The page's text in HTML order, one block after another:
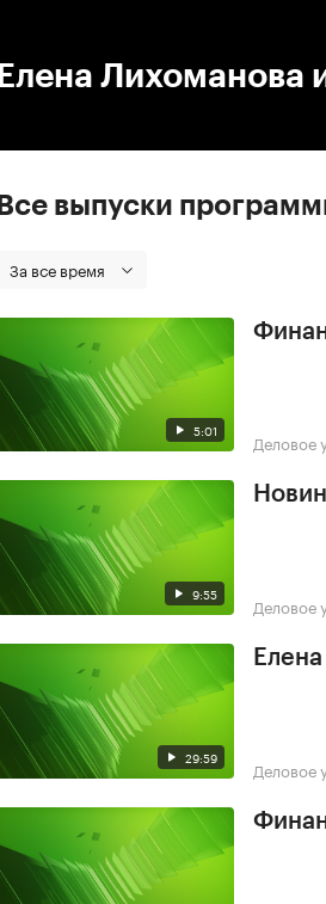
Елена Лихоманова
Все выпуски
За все время
5:01 Деловое
9:55 Деловое
29:59 Деловое